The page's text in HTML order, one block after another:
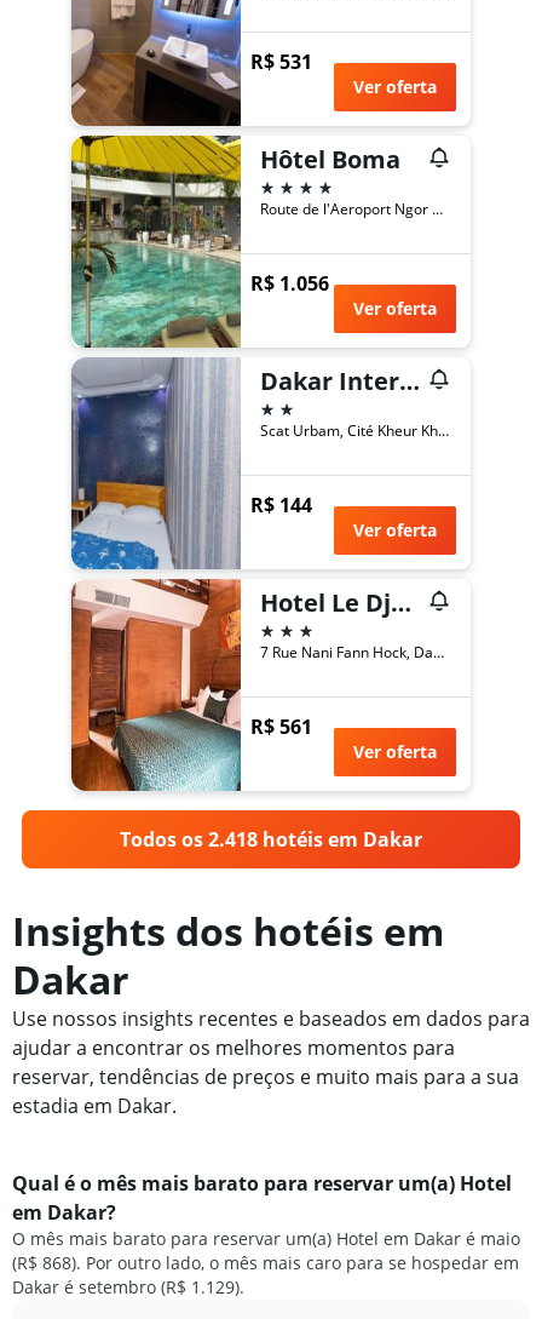
R$ 531
Ver oferta
Hôtel Boma
4 estrelas
Route de l'Aeroport Ngor Almadies, Dakar, Senegal
R$ 1.056
Ver oferta
Dakar International House
2 estrelas
Scat Urbam, Cité Kheur Khadim 164, Dakar, Senegal
R$ 144
Ver oferta
Hotel Le Djoloff
3 estrelas
7 Rue Nani Fann Hock, Dakar, Senegal
R$ 561
Ver oferta
Todos os 2.418 hotéis em Dakar
Insights dos hotéis em
Dakar
Use nossos insights recentes e baseados em dados para
ajudar a encontrar os melhores momentos para
reservar, tendências de preços e muito mais para a sua
estadia em Dakar.
Qual é o mês mais barato para reservar um(a) Hotel
em Dakar?
O mês mais barato para reservar um(a) Hotel em Dakar é maio
(R$ 868). Por outro lado, o mês mais caro para se hospedar em
Dakar é setembro (R$ 1.129).